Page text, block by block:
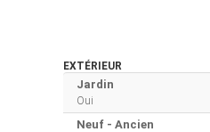
EXTÉRIEUR
Jardin
Oui
Neuf - Ancien